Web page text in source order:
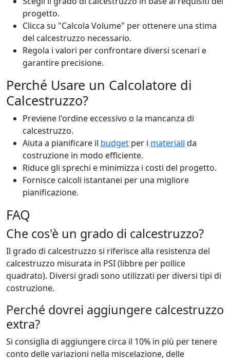
progetto.
Clicca su "Calcola Volume" per ottenere una stima
del calcestruzzo necessario.
Regola i valori per confrontare diversi scenari e
garantire precisione.
Perché Usare un Calcolatore di
Calcestruzzo?
Previene l'ordine eccessivo o la mancanza di
calcestruzzo.
Aiuta a pianificare il budget per i materiali da
costruzione in modo efficiente.
Riduce gli sprechi e minimizza i costi del progetto.
Fornisce calcoli istantanei per una migliore
pianificazione.
FAQ
Che cos'è un grado di calcestruzzo?
Il grado di calcestruzzo si riferisce alla resistenza del
calcestruzzo misurata in PSI (libbre per pollice
quadrato). Diversi gradi sono utilizzati per diversi tipi di
costruzione.
Perché dovrei aggiungere calcestruzzo
extra?
Si consiglia di aggiungere circa il 10% in più per tenere
conto delle variazioni nella miscelazione, delle